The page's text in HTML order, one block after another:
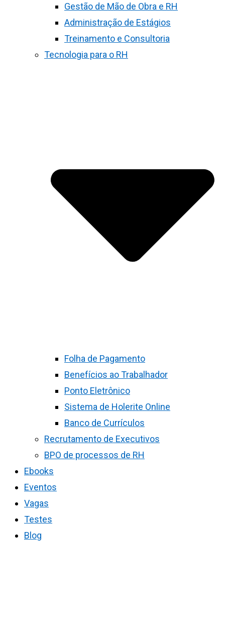
Gestão de Mão de Obra e RH
Administração de Estágios
Treinamento e Consultoria
Tecnologia para o RH
Folha de Pagamento
Benefícios ao Trabalhador
Ponto Eletrônico
Sistema de Holerite Online
Banco de Currículos
Recrutamento de Executivos
BPO de processos de RH
Ebooks
Eventos
Vagas
Testes
Blog